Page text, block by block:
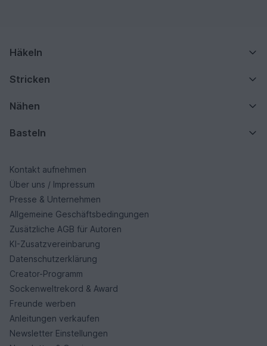
Häkeln
Stricken
Nähen
Basteln
Kontakt aufnehmen
Über uns / Impressum
Presse & Unternehmen
Allgemeine Geschäftsbedingungen
Zusätzliche AGB für Autoren
KI-Zusatzvereinbarung
Datenschutzerklärung
Creator-Programm
Sockenweltrekord & Award
Freunde werben
Anleitungen verkaufen
Newsletter Einstellungen